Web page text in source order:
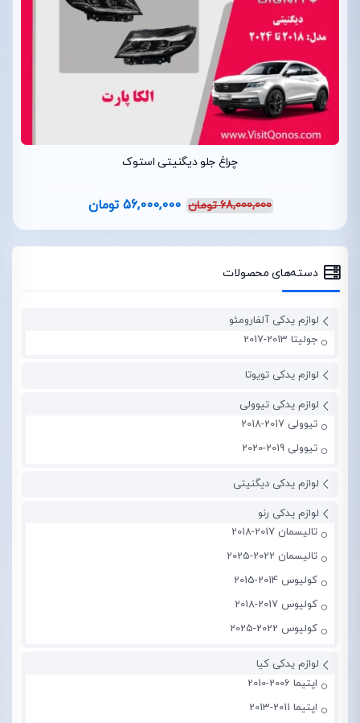
چراغ جلو دیگنیتی استوک
68,000,000 تومان 56,000,000 تومان
دسته‌های محصولات
لوازم یدکی آلفارومئو
جولیتا 2013-2017
لوازم یدکی تویوتا
لوازم یدکی تیوولی
تیوولی 2017-2018
تیوولی 2019-2020
لوازم یدکی دیگنیتی
لوازم یدکی رنو
تالیسمان 2017-2018
تالیسمان 2022-2025
کولیوس 2014-2015
کولیوس 2017-2018
کولیوس 2022-2025
لوازم یدکی کیا
اپتیما 2006-2010
اپتیما 2011-2013